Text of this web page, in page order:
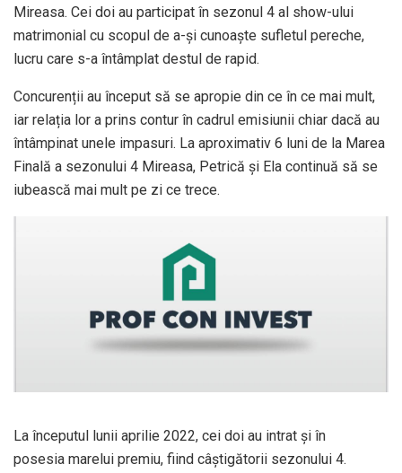
Mireasa. Cei doi au participat în sezonul 4 al show-ului
matrimonial cu scopul de a-și cunoaște sufletul pereche,
lucru care s-a întâmplat destul de rapid.
Concurenții au început să se apropie din ce în ce mai mult,
iar relația lor a prins contur în cadrul emisiunii chiar dacă au
întâmpinat unele impasuri. La aproximativ 6 luni de la Marea
Finală a sezonului 4 Mireasa, Petrică și Ela continuă să se
iubească mai mult pe zi ce trece.
La începutul lunii aprilie 2022, cei doi au intrat și în
posesia marelui premiu, fiind câștigătorii sezonului 4.